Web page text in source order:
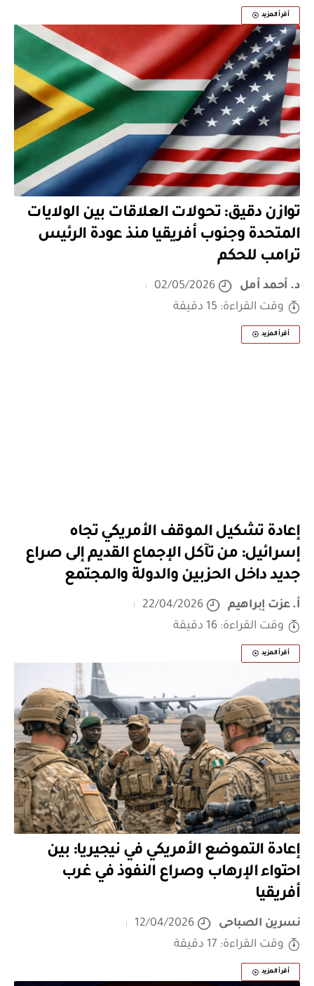
أقرأ المزيد
توازن دقيق: تحولات العلاقات بين الولايات
المتحدة وجنوب أفريقيا منذ عودة الرئيس
ترامب للحكم
د. أحمد أمل
02/05/2026
وقت القراءة: 15 دقيقة
أقرأ المزيد
إعادة تشكيل الموقف الأمريكي تجاه
إسرائيل: من تآكل الإجماع القديم إلى صراع
جديد داخل الحزبين والدولة والمجتمع
أ. عزت إبراهيم
22/04/2026
وقت القراءة: 16 دقيقة
أقرأ المزيد
إعادة التموضع الأمريكي في نيجيريا: بين
احتواء الإرهاب وصراع النفوذ في غرب
أفريقيا
نسرين الصباحى
12/04/2026
وقت القراءة: 17 دقيقة
أقرأ المزيد